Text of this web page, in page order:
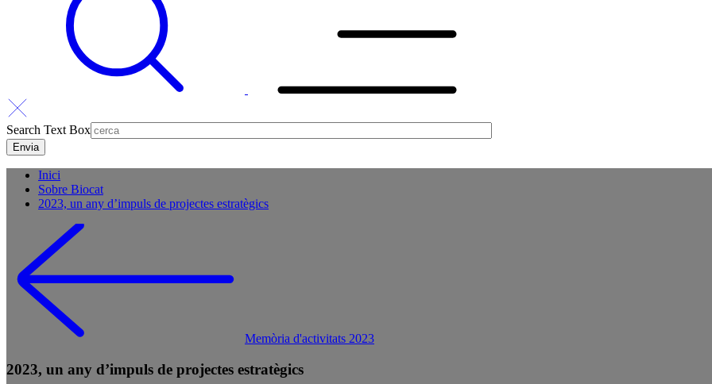
Search Text Box
Inici
Sobre Biocat
2023, un any d’impuls de projectes estratègics
Memòria d'activitats 2023
2023, un any d’impuls de projectes estratègics